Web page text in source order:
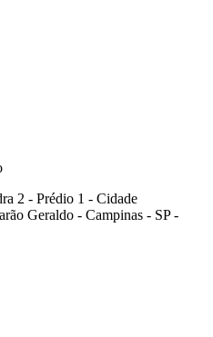
2 - Prédio 1 - Cidade
Geraldo - Campinas - SP -